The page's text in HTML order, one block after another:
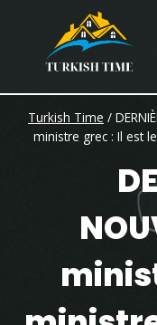
content
Turkish Time /
ministre grec : Il est